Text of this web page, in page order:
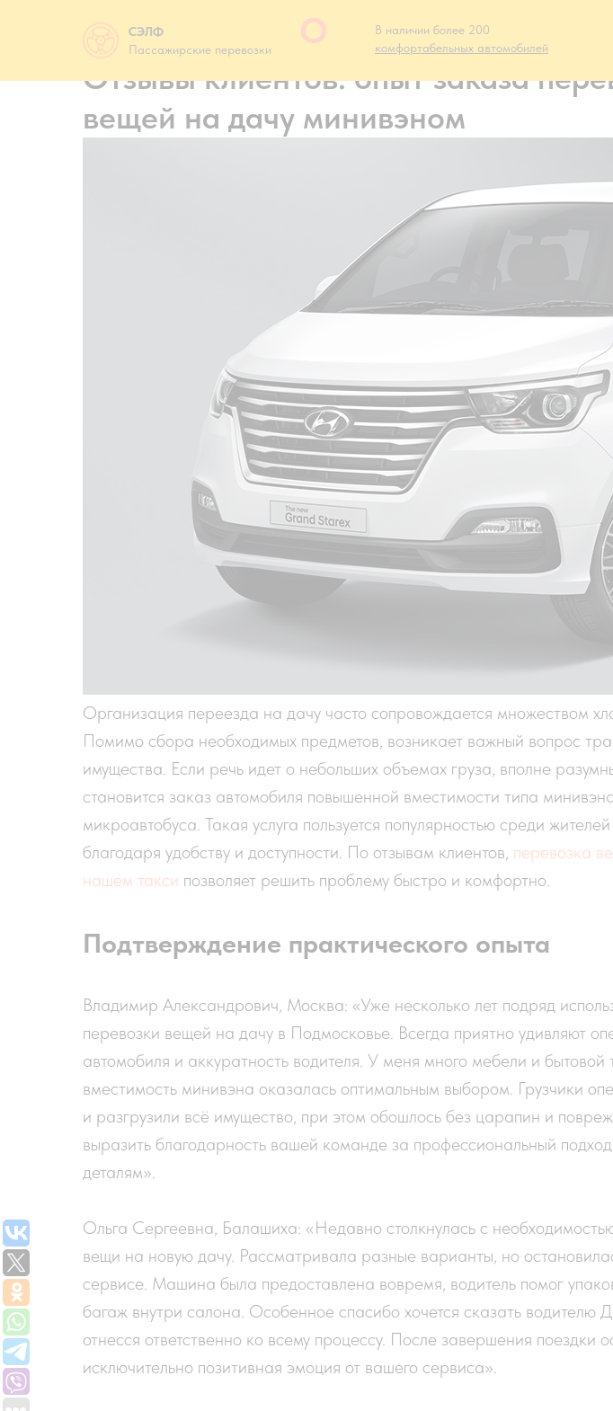
В наличии более 200
комфортабельных автомобилей
СЭЛФ
Пассажирские перевозки
Отзывы клиентов: опыт заказа
вещей на дачу минивэном
Организация переезда на дачу часто сопровождается множеством
Помимо сбора необходимых предметов, возникает важный вопрос
имущества. Если речь идет о небольших объемах груза, вполне
становится заказ автомобиля повышенной вместимости типа
микроавтобуса. Такая услуга пользуется популярностью среди
благодаря удобству и доступности. По отзывам клиентов, перевозка
нашем такси позволяет решить проблему быстро и комфортно.
Подтверждение практического опыта
Владимир Александрович, Москва: «Уже несколько лет подряд
перевозки вещей на дачу в Подмосковье. Всегда приятно удивляют
автомобиля и аккуратность водителя. У меня много мебели и бытовой
вместимость минивэна оказалась оптимальным выбором. Грузчики
и разгрузили всё имущество, при этом обошлось без царапин и
выразить благодарность вашей команде за профессиональный
деталям».
Ольга Сергеевна, Балашиха: «Недавно столкнулась с
вещи на новую дачу. Рассматривала разные варианты, но
сервисе. Машина была предоставлена вовремя, водитель помог
багаж внутри салона. Особенное спасибо хочется сказать водителю
отнесся ответственно ко всему процессу. После завершения поездки
исключительно позитивная эмоция от вашего сервиса».